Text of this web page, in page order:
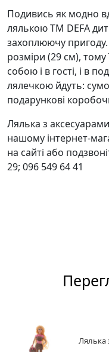
Подивись як модно
лялькою ТМ DEFA
захоплюючу
розміри (29 см), тому
собою і в гості, і в
лялечкою йдуть:
подарункові
Лялька з
нашому інтернет-
на сайті або
29; 096 549 64 41
Лялька